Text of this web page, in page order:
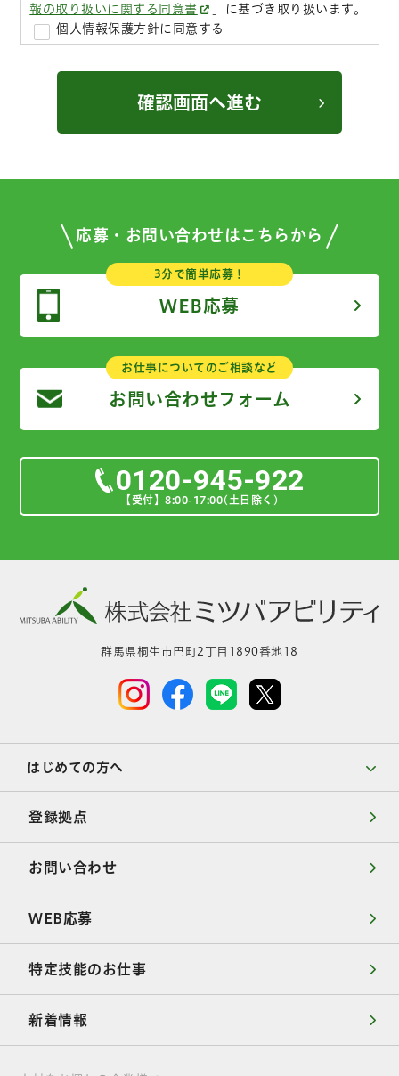
報の取り扱いに関する同意書
」に基づき取り扱います。
個人情報保護方針に同意する
応募・お問い合わせはこちらから
3分で簡単応募！
WEB応募
お仕事についてのご相談など
お問い合わせフォーム
0120-945-922
【受付】8:00-17:00(土日除く)
群馬県桐生市巴町2丁目1890番地18
はじめての方へ
登録拠点
お問い合わせ
WEB応募
特定技能のお仕事
新着情報